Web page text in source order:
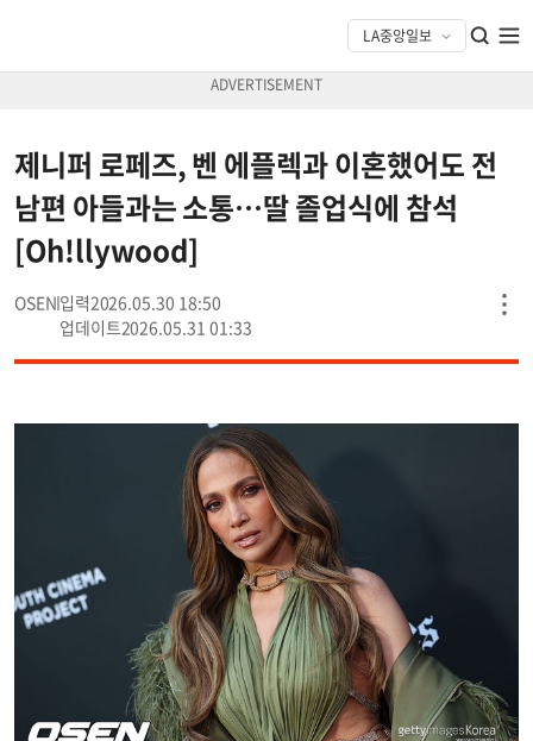
제니퍼 로페즈, 벤 에플렉과 이혼했어도 전
남편 아들과는 소통…딸 졸업식에 참석
[Oh!llywood]
OSEN
2026.05.30 18:50
2026.05.31 01:33